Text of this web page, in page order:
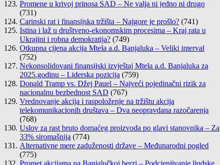
Promene u krivoj prinosa SAD – Ne valja ni jedno ni drugo
(731)
Carinski rat i finansijska tržišta – Najgore je prošlo? (741)
Istina i laž u društveno-ekonomskim procesima – Kraj rata u
Ukrajini i robna demokratija? (749)
Otkupna cijena akcija Mtela a.d. Banjaluka – Veliki interval
(752)
Nekonsolidovani finansijski izvještaj Mtela a.d. Banjaluka za
2025.godinu – Liderska pozicija (759)
Donald Tramp vs. Džej Pauel – Najveći pojedinačni rizik za
nacionalnu bezbednost SAD (767)
Vrednovanje akcija i raspoloženje na tržištu akcija
telekomunikacionih društava – Dva neopravdana razočarenja
(768)
Uslov za rast bruto domaćeg proizvoda po glavi stanovnika – Za
33% siromašnija (774)
Alternativne mere zaduženosti države – Međunarodni pogled
(775)